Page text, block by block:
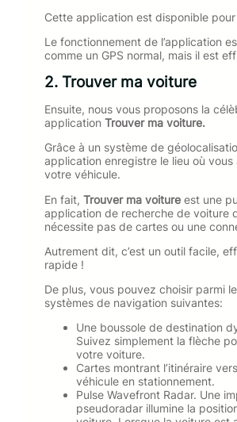
Cette application est disponible pour
Le fonctionnement de l’application
comme un GPS normal, mais il est
2. Trouver ma voiture
Ensuite, nous vous proposons la
application Trouver ma voiture.
Grâce à un système de
application enregistre le lieu où
votre véhicule.
En fait, Trouver ma voiture est une
application de recherche de voiture
nécessite pas de cartes ou une
Autrement dit, c’est un outil facile,
rapide !
De plus, vous pouvez choisir parmi
systèmes de navigation suivantes:
Une boussole de destination
Suivez simplement la flèche
votre voiture.
Cartes montrant l’itinéraire
véhicule en stationnement.
Pulse Wavefront Radar. Une
pseudoradar illumine la